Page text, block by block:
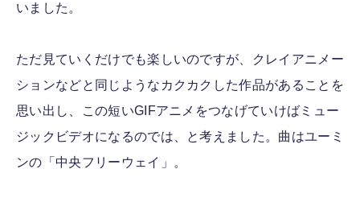
いました。
ただ見ていくだけでも楽しいのですが、クレイアニメー
ションなどと同じようなカクカクした作品があることを
思い出し、この短いGIFアニメをつなげていけばミュー
ジックビデオになるのでは、と考えました。曲はユーミ
ンの「中央フリーウェイ」。